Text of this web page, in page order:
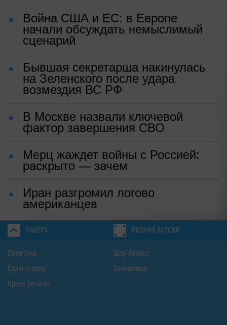
Война США и ЕС: в Европе
начали обсуждать немыслимый
сценарий
Бывшая секретарша накинулась
на Зеленского после удара
возмездия ВС РФ
В Москве назвали ключевой
фактор завершения СВО
Мерц жаждет войны с Россией:
раскрыто — зачем
Иран разгромил логово
американцев
НАВЕРХ ПОЛНАЯ ВЕРСИЯ
Политика
Сад и огород
Пресс-релизы
Шоу-бизнес
Экономика